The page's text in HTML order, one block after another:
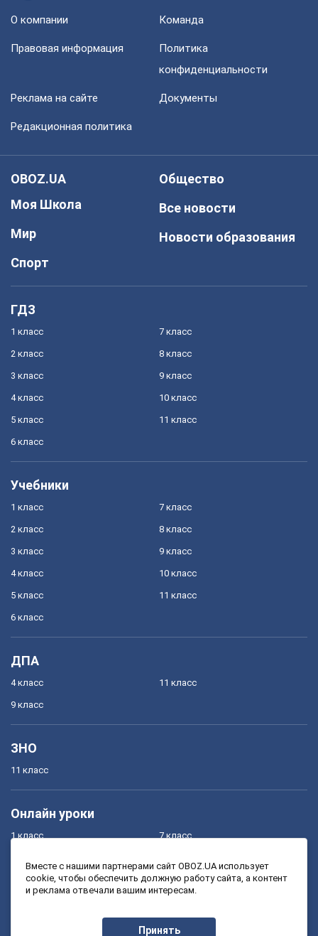
О компании Команда
Правовая информация
Политика
конфиденциальности
Реклама на сайте Документы
Редакционная политика
OBOZ.UA
Моя Школа
Мир
Спорт
Общество
Все новости
Новости образования
ГДЗ
1 класс
2 класс
3 класс
4 класс
5 класс
6 класс
7 класс
8 класс
9 класс
10 класс
11 класс
Учебники
1 класс
2 класс
3 класс
4 класс
5 класс
6 класс
7 класс
8 класс
9 класс
10 класс
11 класс
ДПА
4 класс
9 класс
11 класс
ЗНО
11 класс
Онлайн уроки
1 класс
3 класс
7 класс
9 класс
Вместе с нашими партнерами сайт OBOZ.UA использует
cookie, чтобы обеспечить должную работу сайта, а контент
и реклама отвечали вашим интересам.
Принять